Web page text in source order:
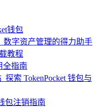
钱包
数字资产管理的得力助手
教程
全指南
探索 TokenPocket 钱包与
包注销指南